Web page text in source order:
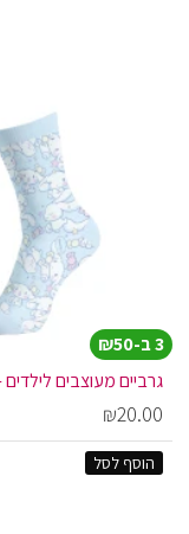
3 ב-₪50
₪20.00
הוסף לסל